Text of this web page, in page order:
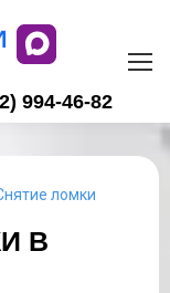
994-46-82
ломки
В